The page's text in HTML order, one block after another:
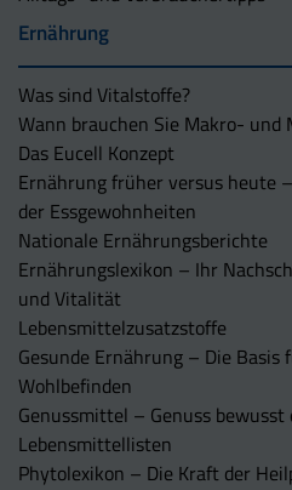
Ernährung
Was sind Vitalstoffe?
Wann brauchen Sie Makro- und
Das Eucell Konzept
Ernährung früher versus heute
der Essgewohnheiten
Nationale Ernährungsberichte
Ernährungslexikon – Ihr
und Vitalität
Lebensmittelzusatzstoffe
Gesunde Ernährung – Die
Wohlbefinden
Genussmittel – Genuss bewusst
Lebensmittellisten
Phytolexikon – Die Kraft der